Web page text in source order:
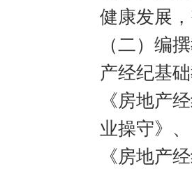
健康发展
（二）编
产经纪基
《房地产
业操守》
《房地产